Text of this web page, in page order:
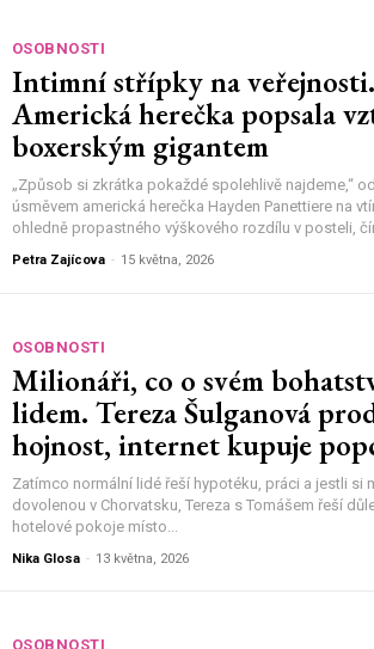
OSOBNOSTI
Intimní střípky na veřejnosti.
Americká herečka popsala
boxerským gigantem
„Způsob si zkrátka pokaždé spolehlivě najdeme,“
úsměvem americká herečka Hayden Panettiere na
ohledně propastného výškového rozdílu v posteli,
Petra Zajícova - 15 května, 2026
OSOBNOSTI
Milionáři, co o svém
lidem. Tereza Šulganová
hojnost, internet kupuje
Zatímco normální lidé řeší hypotéku, práci a jestli si
dovolenou v Chorvatsku, Tereza s Tomášem řeší
hotelové pokoje místo...
Nika Glosa - 13 května, 2026
OSOBNOSTI